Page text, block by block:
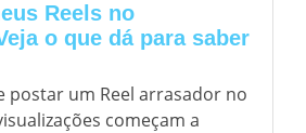
Reels no
o que dá para saber
postar um Reel arrasador no
começam a